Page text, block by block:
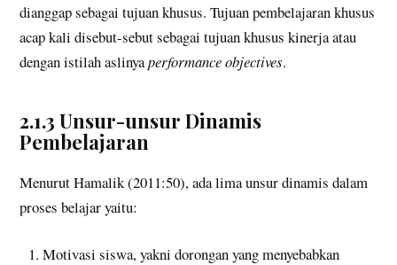
dianggap sebagai tujuan khusus. Tujuan pembelajaran khusus
acap kali disebut-sebut sebagai tujuan khusus kinerja atau
dengan istilah aslinyaperformance objectives.
2.1.3 Unsur-unsur Dinamis
Pembelajaran
Menurut Hamalik (2011:50), ada lima unsur dinamis dalam
proses belajar yaitu:
Motivasi siswa, yakni dorongan yang menyebabkan